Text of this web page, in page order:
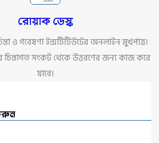
রোয়াক ডেস্ক
ও গবেষণা ইন্সটিটিউটের অনলাইন মুখপাত্র।
চিন্তাগত সংকট থেকে উত্তরণের জন্য কাজ করে
যাবে।